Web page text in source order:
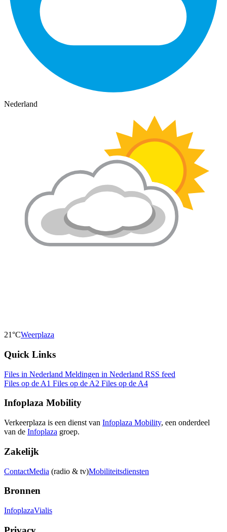
Nederland
21°CWeerplaza
Quick Links
Files in Nederland Meldingen in Nederland RSS feed
Files op de A1 Files op de A2 Files op de A4
Infoplaza Mobility
Verkeerplaza is een dienst van Infoplaza Mobility, een onderdeel
van de Infoplaza groep.
Zakelijk
ContactMedia (radio & tv)Mobiliteitsdiensten
Bronnen
InfoplazaVialis